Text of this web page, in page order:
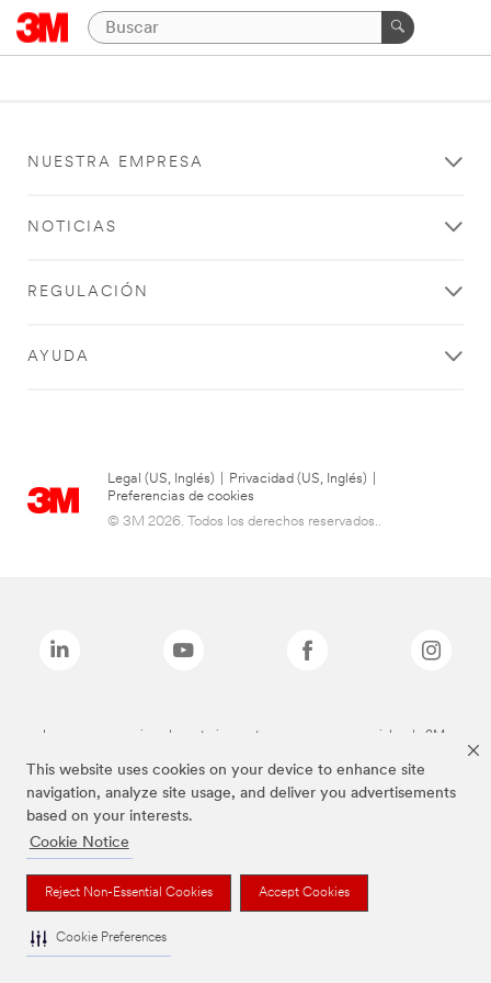
This website uses cookies on your device to enhance site
navigation, analyze site usage, and deliver you advertisements
based on your interests.
Cookie Notice
Reject Non-Essential Cookies Accept Cookies
Cookie Preferences
NUESTRA EMPRESA
NOTICIAS
REGULACIÓN
AYUDA
Legal (US, Inglés) Privacidad (US, Inglés)
Preferencias de cookies
© 3M 2026. Todos los derechos reservados..
Las marcas mencionadas anteriormente son marcas comerciales de 3M.